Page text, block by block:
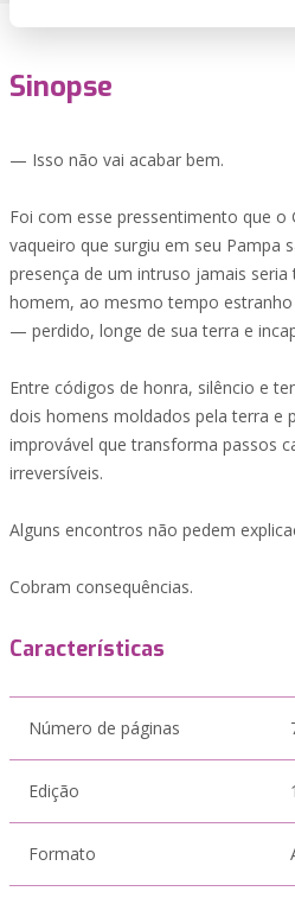
Sinopse
— Isso não vai acabar bem.
Foi com esse pressentimento que o
vaqueiro que surgiu em seu Pampa
presença de um intruso jamais seria
homem, ao mesmo tempo
— perdido, longe de sua terra e
Entre códigos de honra, silêncio e
dois homens moldados pela terra e
improvável que transforma passos
irreversíveis.
Alguns encontros não pedem
Cobram consequências.
Características
Número de páginas
Edição
Formato